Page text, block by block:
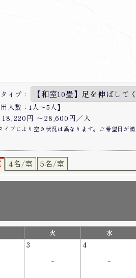
イプ：
用人数：1人〜5人】
18,220円 〜28,600円／人
イプにより空き状況は異なります。ご希望日が
4名/室 5名/室
火 水
3
-
4
-